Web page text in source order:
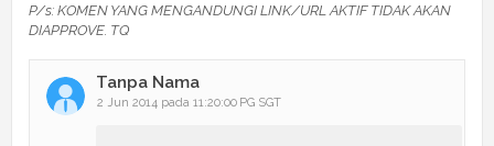
P/s: KOMEN YANG MENGANDUNGI LINK/URL AKTIF TIDAK AKAN
DIAPPROVE. TQ
Tanpa Nama
2 Jun 2014 pada 11:20:00 PG SGT